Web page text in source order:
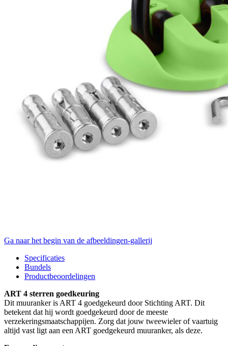
Ga naar het begin van de afbeeldingen-gallerij
Specificaties
Bundels
Productbeoordelingen
ART 4 sterren goedkeuring
Dit muuranker is ART 4 goedgekeurd door Stichting ART. Dit
betekent dat hij wordt goedgekeurd door de meeste
verzekeringsmaatschappijen. Zorg dat jouw tweewieler of vaartuig
altijd vast ligt aan een ART goedgekeurd muuranker, als deze.